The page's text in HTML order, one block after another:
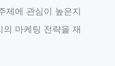
제에 관심이 높은지
마케팅 전략을 재